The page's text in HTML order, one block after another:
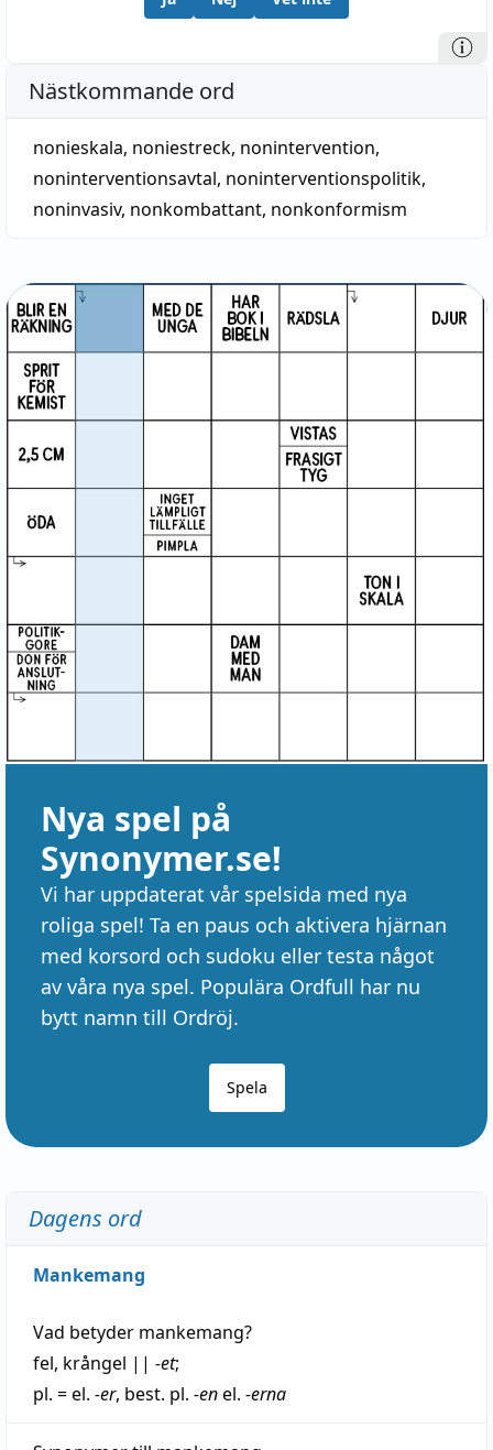
Nästkommande ord
nonieskala, noniestreck, nonintervention,
noninterventionsavtal, noninterventionspolitik,
noninvasiv, nonkombattant, nonkonformism
Nya spel på
Synonymer.se!
Vi har uppdaterat vår spelsida med nya
roliga spel! Ta en paus och aktivera hjärnan
med korsord och sudoku eller testa något
av våra nya spel. Populära Ordfull har nu
bytt namn till Ordröj.
Spela
Dagens ord
Mankemang
Vad betyder mankemang?
fel, krångel || -et;
pl. = el. -er, best. pl. -enel. -erna